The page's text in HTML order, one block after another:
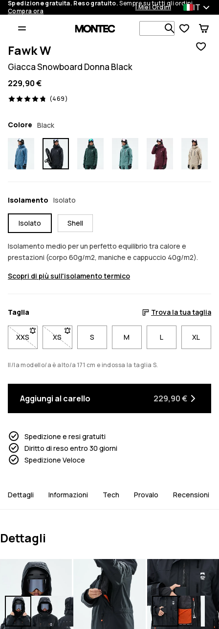
Spedizione gratuita. Reso gratuito.Sempre su tutti gli ordini.
Compra ora
I Miei Ordini IT
Cerca tra 1
Fawk W
Giacca Snowboard Donna Black
229,90 €
(469)
469 recensioni, 4.8/5
Colore Black
Isolamento Isolato
Isolato Shell
Isolamento medio per un perfetto equilibrio tra calore e
prestazioni (corpo 60g/m2, maniche e cappuccio 40g/m2).
Scopri di più sull'isolamento termico
Taglia Trova la tua taglia
XXS- Taglia XXS non disponibile. Clicca per essere avvisato
XS- Taglia XS non disponibile. Clicca per essere
S M L XL
Il/la modello/a è alto/a 171 cm e indossa la taglia S.
Aggiungi al carello 229,90 €
Spedizione e resi gratuiti
Diritto di reso entro 30 giorni
Spedizione Veloce
Dettagli Informazioni Tech Provalo Recensioni
Dettagli